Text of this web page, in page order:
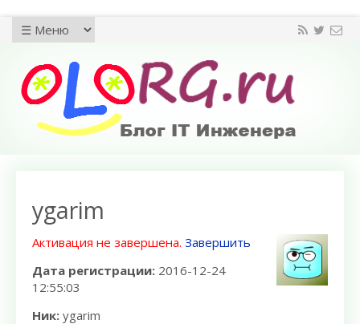
ygarim
Активация не завершена. Завершить
Дата регистрации: 2016-12-24
12:55:03
Ник: ygarim